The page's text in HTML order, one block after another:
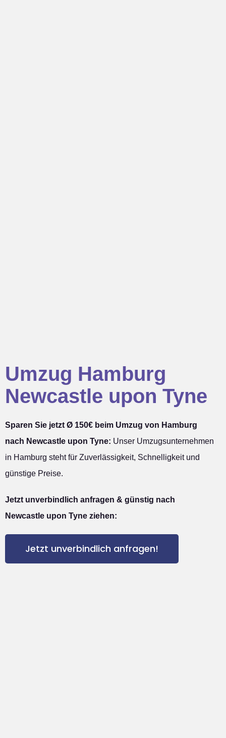
Umzug Hamburg
Newcastle upon Tyne
Sparen Sie jetzt Ø 150€ beim Umzug von Hamburg
nach Newcastle upon Tyne: Unser Umzugsunternehmen
in Hamburg steht für Zuverlässigkeit, Schnelligkeit und
günstige Preise.
Jetzt unverbindlich anfragen & günstig nach
Newcastle upon Tyne ziehen:
Jetzt unverbindlich anfragen!